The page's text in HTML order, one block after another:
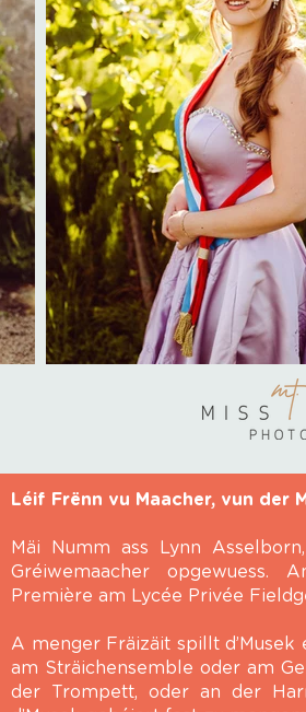
Léif Frënn vu Maacher, vun der
Mäi Numm ass Lynn
Gréiwemaacher opgewuess.
Première am Lycée Privée
A menger Fräizäit spillt
am Sträichensemble oder am
der Trompett, oder an der